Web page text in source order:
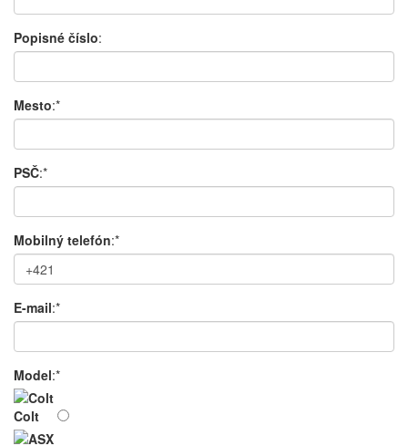
Popisné číslo:
Mesto:*
PSČ:*
Mobilný telefón:*
E-mail:*
Model:*
Colt